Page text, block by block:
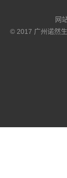
网
© 2017 广州诺然